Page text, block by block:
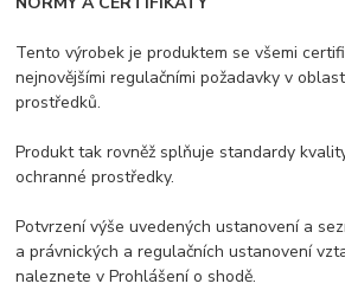
Tento výrobek je produktem se všemi
nejnovějšími regulačními požadavky v
prostředků.
Produkt tak rovněž splňuje standardy
ochranné prostředky.
Potvrzení výše uvedených ustanovení a
a právnických a regulačních ustanovení
naleznete v Prohlášení o shodě.